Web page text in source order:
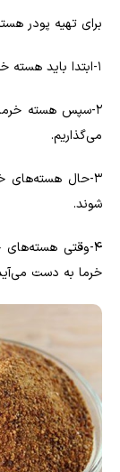
برای تهیه پودر
۱-ابتدا باید هسته خرما را به
۲-
می‌گذاریم.
۳-حال هسته‌های
شوند.
۴-وقتی هسته‌های
خرما به دست